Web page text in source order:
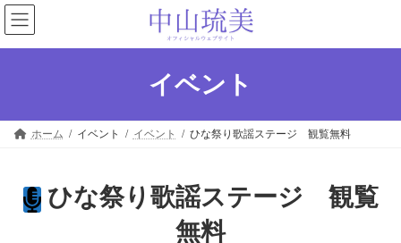
コ
ン
テ
キ
ナ
ビ
ゲ
に
イベント
ホーム イベント イベント ひな祭り歌謡ステージ 観覧無料
ひな祭り歌謡ステージ 観覧
無料